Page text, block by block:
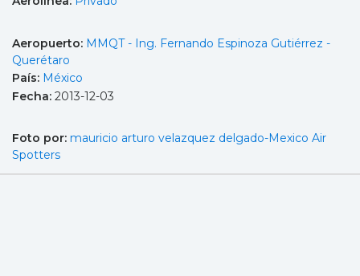
Aeropuerto: MMQT - Ing. Fernando Espinoza Gutiérrez -
Querétaro
País: México
Fecha: 2013-12-03
Foto por: mauricio arturo velazquez delgado-Mexico Air
Spotters